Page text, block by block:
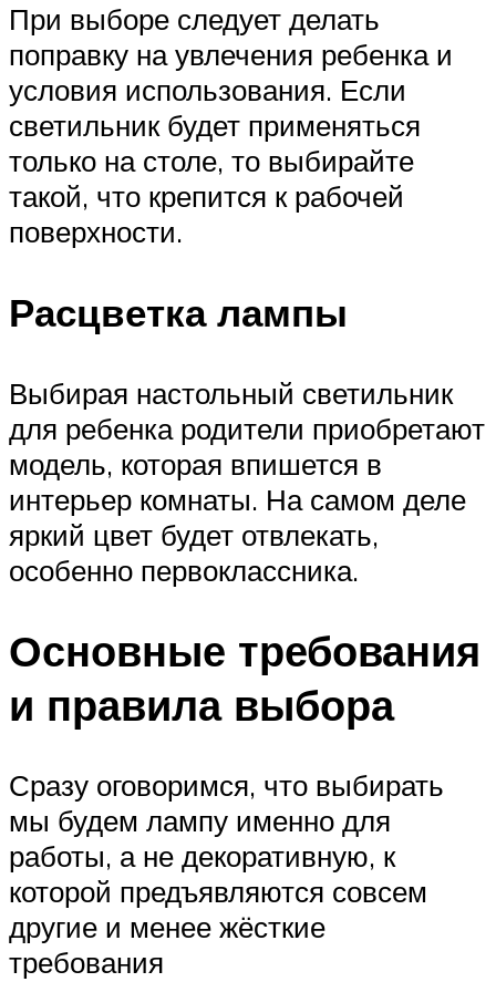
При выборе следует делать
поправку на увлечения ребенка и
условия использования. Если
светильник будет применяться
только на столе, то выбирайте
такой, что крепится к рабочей
поверхности.
Расцветка лампы
Выбирая настольный светильник
для ребенка родители приобретают
модель, которая впишется в
интерьер комнаты. На самом деле
яркий цвет будет отвлекать,
особенно первоклассника.
Основные требования
и правила выбора
Сразу оговоримся, что выбирать
мы будем лампу именно для
работы, а не декоративную, к
которой предъявляются совсем
другие и менее жёсткие
требования